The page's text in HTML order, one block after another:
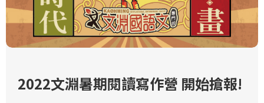
2022文淵暑期閱讀寫作營 開始搶報!